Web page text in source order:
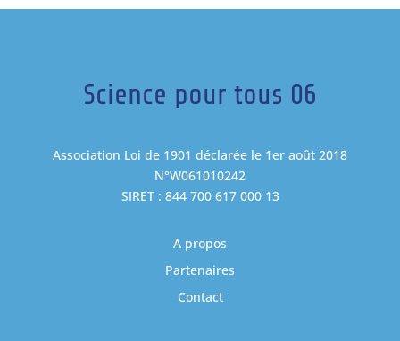
Science pour tous 06
Association Loi de 1901 déclarée le 1er août 2018
N°W061010242
SIRET : 844 700 617 000 13
A propos
Partenaires
Contact